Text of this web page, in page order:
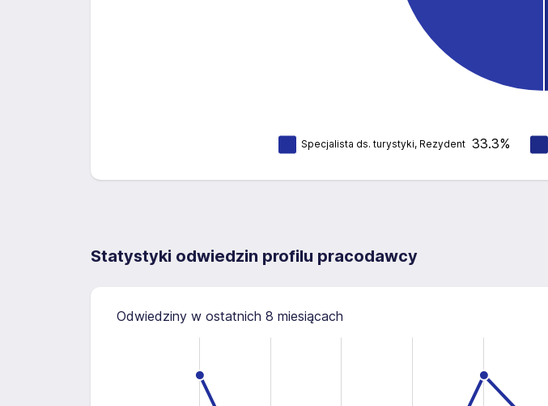
Specjalista ds. turystyki, Rezydent 33.3%
Statystyki odwiedzin profilu pracodawcy
Odwiedziny w ostatnich 8 miesiącach